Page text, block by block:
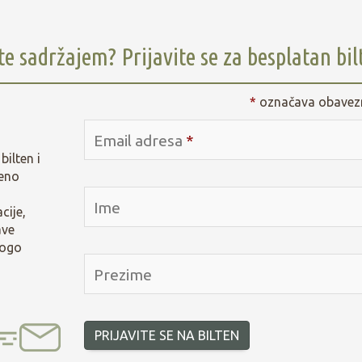
n sadržajem? Prijavite se za besplatan
i
* označava
Email adresa *
Ime
Prezime
PRIJAVITE SE NA BILTEN